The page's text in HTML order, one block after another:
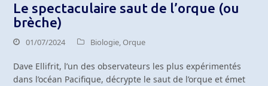
Le spectaculaire saut de l’orque (ou
brèche)
01/07/2024 Biologie,Orque
Dave Ellifrit, l’un des observateurs les plus expérimentés
dans l’océan Pacifique, décrypte le saut de l’orque et émet